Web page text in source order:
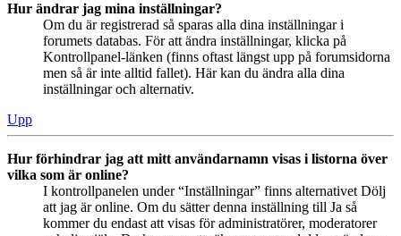
Hur ändrar jag mina inställningar?
Om du är registrerad så sparas alla dina inställningar i
forumets databas. För att ändra inställningar, klicka på
Kontrollpanel-länken (finns oftast längst upp på forumsidorna
men så är inte alltid fallet). Här kan du ändra alla dina
inställningar och alternativ.
Upp
Hur förhindrar jag att mitt användarnamn visas i listorna över
vilka som är online?
I kontrollpanelen under “Inställningar” finns alternativet Dölj
att jag är online. Om du sätter denna inställning till Ja så
kommer du endast att visas för administratörer, moderatorer